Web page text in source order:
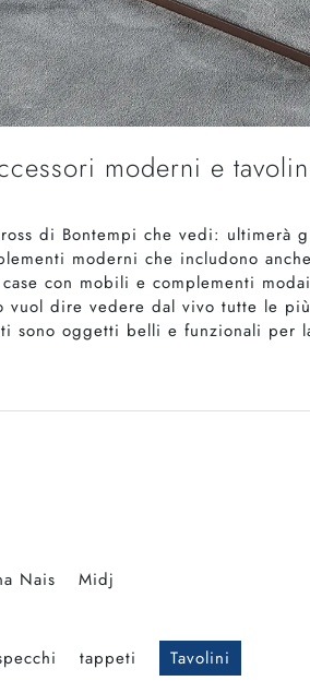
moderni e
di Bontempi che vedi: ultimerà
moderni che includono
con mobili e complementi
dire vedere dal vivo tutte le
oggetti belli e funzionali per
Nais Midj
tappeti Tavolini